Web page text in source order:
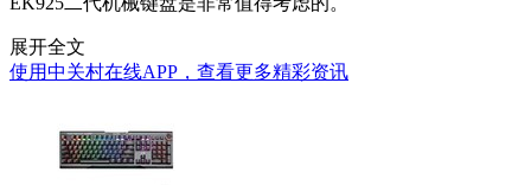
展开全文
使用中关村在线APP，查看更多精彩资讯